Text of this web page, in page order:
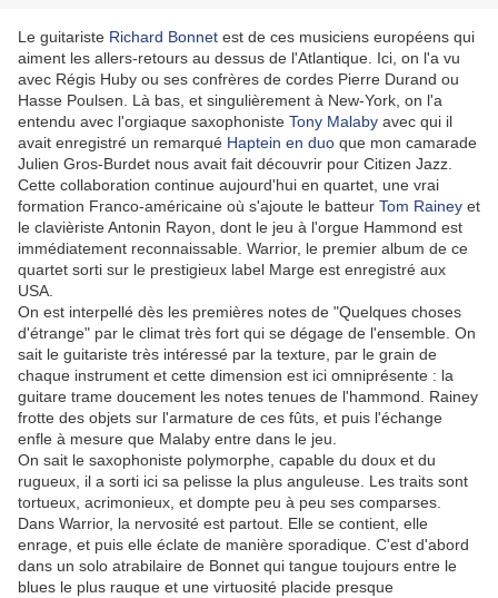
Le guitariste Richard Bonnet est de ces musiciens européens qui
aiment les allers-retours au dessus de l'Atlantique. Ici, on l'a vu
avec Régis Huby ou ses confrères de cordes Pierre Durand ou
Hasse Poulsen. Là bas, et singulièrement à New-York, on l'a
entendu avec l'orgiaque saxophoniste Tony Malaby avec qui il
avait enregistré un remarqué Haptein en duo que mon camarade
Julien Gros-Burdet nous avait fait découvrir pour Citizen Jazz.
Cette collaboration continue aujourd'hui en quartet, une vrai
formation Franco-américaine où s'ajoute le batteur Tom Rainey et
le clavièriste Antonin Rayon, dont le jeu à l'orgue Hammond est
immédiatement reconnaissable. Warrior, le premier album de ce
quartet sorti sur le prestigieux label Marge est enregistré aux
USA.
On est interpellé dès les premières notes de "Quelques choses
d'étrange" par le climat très fort qui se dégage de l'ensemble. On
sait le guitariste très intéressé par la texture, par le grain de
chaque instrument et cette dimension est ici omniprésente : la
guitare trame doucement les notes tenues de l'hammond. Rainey
frotte des objets sur l'armature de ces fûts, et puis l'échange
enfle à mesure que Malaby entre dans le jeu.
On sait le saxophoniste polymorphe, capable du doux et du
rugueux, il a sorti ici sa pelisse la plus anguleuse. Les traits sont
tortueux, acrimonieux, et dompte peu à peu ses comparses.
Dans Warrior, la nervosité est partout. Elle se contient, elle
enrage, et puis elle éclate de manière sporadique. C'est d'abord
dans un solo atrabilaire de Bonnet qui tangue toujours entre le
blues le plus rauque et une virtuosité placide presque